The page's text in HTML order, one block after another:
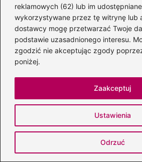
reklamowych (62) lub im
wykorzystywane przez tę witrynę lub
dostawcy mogę przetwarzać Twoje
podstawie uzasadnionego interesu.
zgodzić nie akceptując zgody
poniżej.
Ustawienia
Odrzuć
Zaakceptuj
←
Czy Young Leosia rzeczywiście
Sprawdzamy prawdę o plotkach
→
Głupia miłość: Dlaczego ten
rozgrzewa emocje i budzi
Dodaj komentarz
Twój adres email nie
Wymagane pola są oznaczone
Komentarz*